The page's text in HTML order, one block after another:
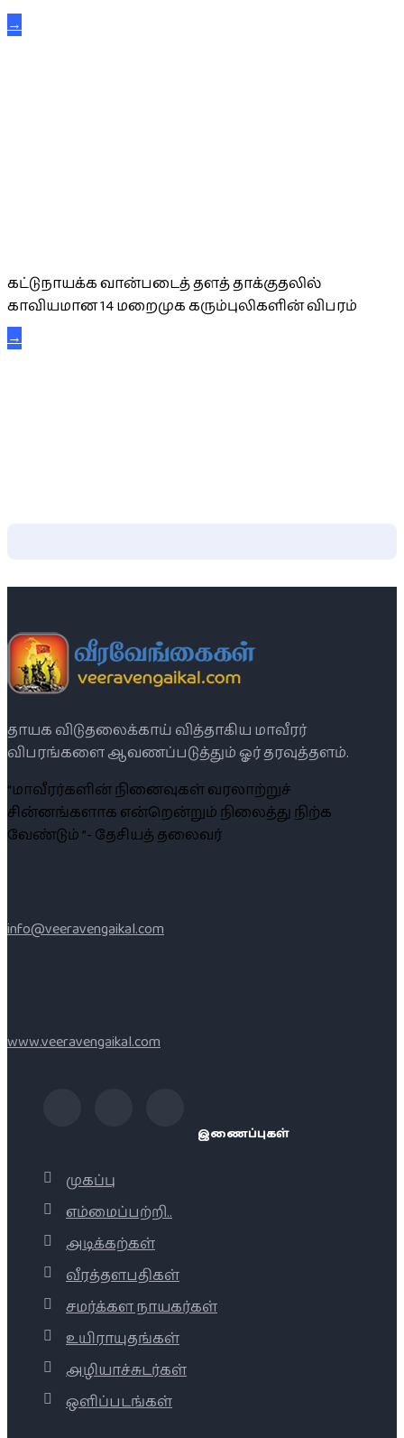
→
கட்டுநாயக்க வான்படைத் தளத் தாக்குதலில்
காவியமான 14 மறைமுக கரும்புலிகளின் விபரம்
→
தாயக விடுதலைக்காய் வித்தாகிய மாவீரர்
விபரங்களை ஆவணப்படுத்தும் ஓர் தரவுத்தளம்.
“மாவீரர்களின் நினைவுகள் வரலாற்றுச்
சின்னங்களாக என்றென்றும் நிலைத்து நிற்க
வேண்டும் ”- தேசியத் தலைவர்
info@veeravengaikal.com
www.veeravengaikal.com
இணைப்புகள்
முகப்பு
எம்மைப்பற்றி..
அடிக்கற்கள்
வீரத்தளபதிகள்
சமர்க்கள நாயகர்கள்
உயிராயுதங்கள்
அழியாச்சுடர்கள்
ஒளிப்படங்கள்